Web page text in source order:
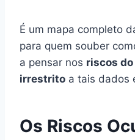
É um mapa completo
para quem souber
a pensar nos riscos
irrestrito a tais dados
Os Riscos